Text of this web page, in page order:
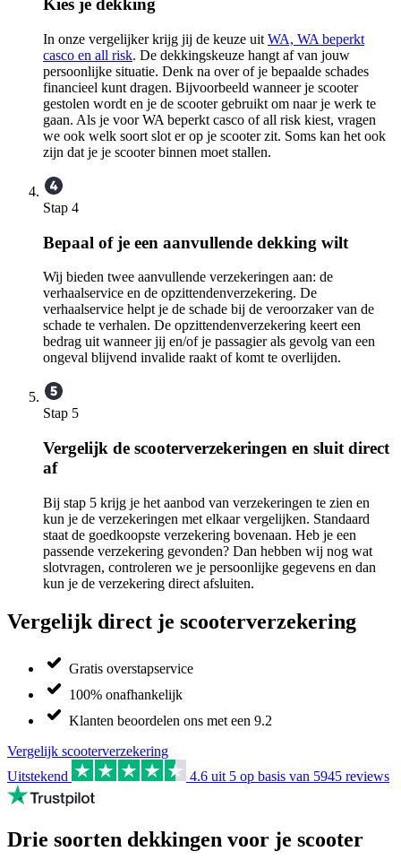
Kies je dekking
In onze vergelijker krijg jij de keuze uit WA, WA beperkt
casco en all risk. De dekkingskeuze hangt af van jouw
persoonlijke situatie. Denk na over of je bepaalde schades
financieel kunt dragen. Bijvoorbeeld wanneer je scooter
gestolen wordt en je de scooter gebruikt om naar je werk te
gaan. Als je voor WA beperkt casco of all risk kiest, vragen
we ook welk soort slot er op je scooter zit. Soms kan het ook
zijn dat je je scooter binnen moet stallen.
Stap 4
Bepaal of je een aanvullende dekking wilt
Wij bieden twee aanvullende verzekeringen aan: de
verhaalservice en de opzittendenverzekering. De
verhaalservice helpt je de schade bij de veroorzaker van de
schade te verhalen. De opzittendenverzekering keert een
bedrag uit wanneer jij en/of je passagier als gevolg van een
ongeval blijvend invalide raakt of komt te overlijden.
Stap 5
Vergelijk de scooterverzekeringen en sluit direct
af
Bij stap 5 krijg je het aanbod van verzekeringen te zien en
kun je de verzekeringen met elkaar vergelijken. Standaard
staat de goedkoopste verzekering bovenaan. Heb je een
passende verzekering gevonden? Dan hebben wij nog wat
slotvragen, controleren we je persoonlijke gegevens en dan
kun je de verzekering direct afsluiten.
Vergelijk direct je scooterverzekering
Gratis overstapservice
100% onafhankelijk
Klanten beoordelen ons met een 9.2
Vergelijk scooterverzekering
Uitstekend
4.6 uit 5 op basis van 5945 reviews
Drie soorten dekkingen voor je scooter